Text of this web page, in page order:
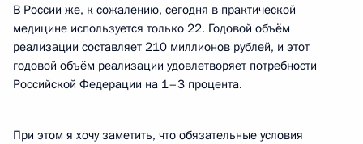
В России же, к сожалению, сегодня в практической
медицине используется только 22. Годовой объём
реализации составляет 210 миллионов рублей, и этот
годовой объём реализации удовлетворяет потребности
Российской Федерации на 1–3 процента.
При этом я хочу заметить, что обязательные условия